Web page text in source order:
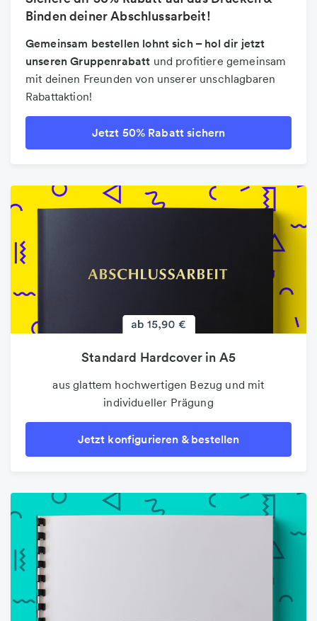
Binden deiner Abschlussarbeit!
Gemeinsam bestellen lohnt sich – hol dir jetzt
unseren Gruppenrabatt und profitiere gemeinsam
mit deinen Freunden von unserer unschlagbaren
Rabattaktion!
Jetzt 50% Rabatt sichern
Standard Hardcover in A5
aus glattem hochwertigen Bezug und mit
individueller Prägung
Jetzt konfigurieren & bestellen